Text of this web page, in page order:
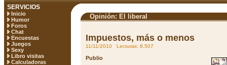
SERVICIOS
Inicio
Humor
Foros
Chat
Encuestas
Juegos
Sexy
Libro visitas
Calculadoras
Opinión: El liberal
Impuestos, más o menos
11/11/2010 Lecturas: 8.507
Publio